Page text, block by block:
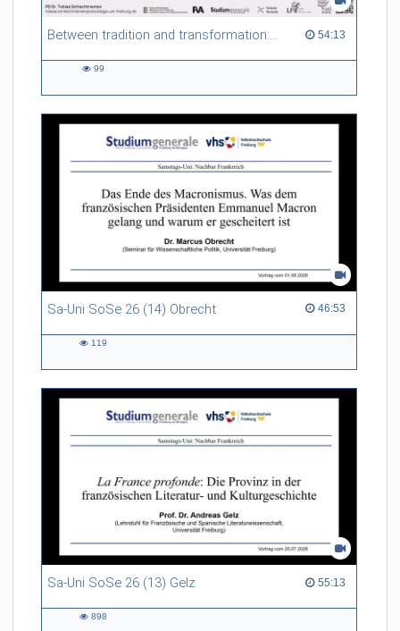
Between tradition and transformation: how owners, advisers and institutions co-create knowledge for resilient forests in Europe 54:13
54:13 duration
99
Sa-Uni SoSe 26 (14) Obrecht 46:53
46:53 duration
119
Sa-Uni SoSe 26 (13) Gelz 55:13
55:13 duration
898